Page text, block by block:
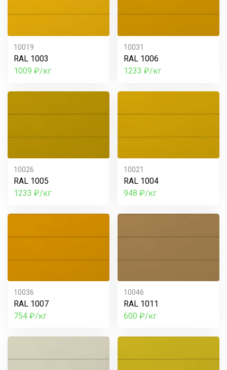
10019
RAL 1003
1009 ₽/кг
10031
RAL 1006
1233 ₽/кг
10026
RAL 1005
1233 ₽/кг
10021
RAL 1004
948 ₽/кг
10036
RAL 1007
754 ₽/кг
10046
RAL 1011
600 ₽/кг